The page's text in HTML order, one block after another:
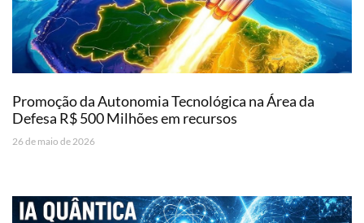
Promoção da Autonomia Tecnológica na Área da
Defesa R$ 500 Milhões em recursos
26 de maio de 2026